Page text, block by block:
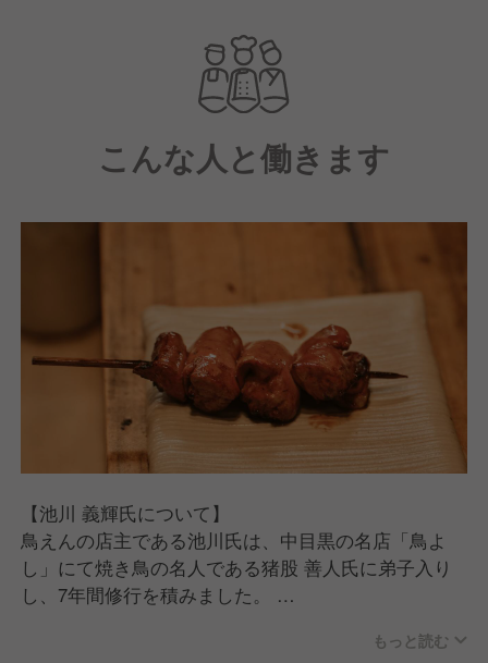
この度「Round One Delicious USA, Inc.」は、鳥えん
様とパートナーシップを結び、海外で更なる出店を決
めていただきました。
そして現在は、お店の看板を背負って立つ料理人の育
成に力を入れています。
【Round One Deliciousについて】
"最高峰の日本食を世界へ"という想いのもとで立ち上
げられた、一大プロジェクトです。
国内最高峰の評価を得て「名店」と呼ばれている飲食
店さまとパートナーシップを結び、鮨、日本料理、中
華、創作（イノベーティブ）、焼鳥、天ぷら、BARの
加盟店によって構成された、新しいスタイルのレスト
ラン「Round One Delicious」をアメリカ主要都市に
て、2026年夏以降のオープンを目処に準備を進めて
います。
こんな人と働きます
【池川 義輝氏について】
鳥えんの店主である池川氏は、中目黒の名店「鳥よ
し」にて焼き鳥の名人である猪股 善人氏に弟子入り
し、7年間修行を積みました。
頃から焼き鳥職人に憧れてはいたものの、社会のルー
もっと読む